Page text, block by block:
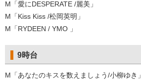
M「愛にDESPERATE /麗美」
M「Kiss Kiss /松岡英明」
M「RYDEEN / YMO 」
9時台
M「あなたのキスを数えましょう/小柳ゆき」